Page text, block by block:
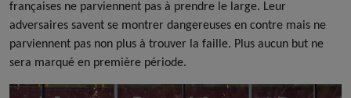
françaises ne parviennent pas à prendre le large. Leur
adversaires savent se montrer dangereuses en contre mais ne
parviennent pas non plus à trouver la faille. Plus aucun but ne
sera marqué en première période.